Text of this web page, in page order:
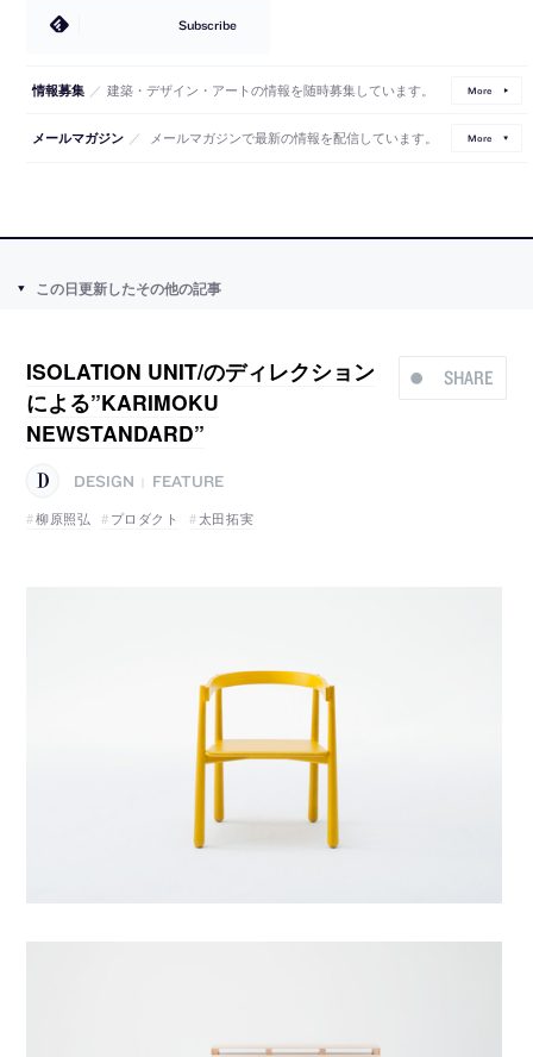
Subscribe
情報募集 ／ 建築・デザイン・アートの情報を随時募集しています。 More
メールマガジン ／ メールマガジンで最新の情報を配信しています。 More
この日更新したその他の記事
SHARE
ISOLATION UNIT/のディレクション
による”KARIMOKU
NEWSTANDARD”
DESIGN
FEATURE
柳原照弘
プロダクト 太田拓実